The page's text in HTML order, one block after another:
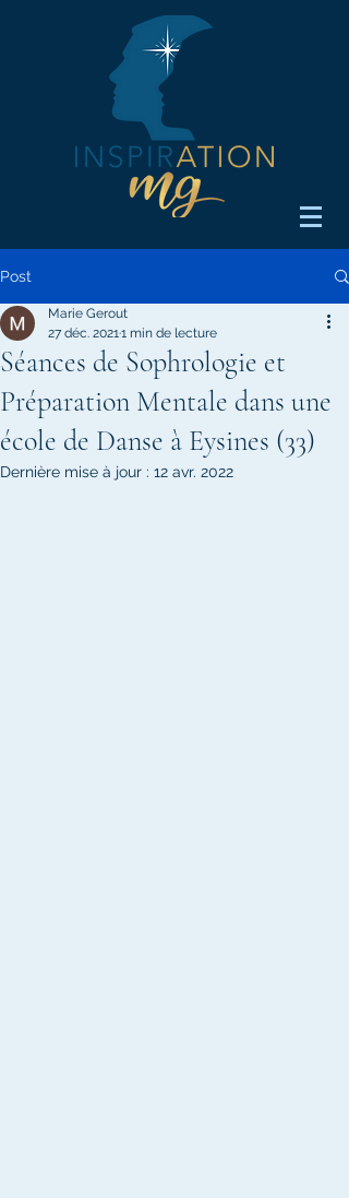
Post
Séances de Sophrologie et
Préparation Mentale dans une
école de Danse à Eysines (33)
Marie Gerout
27 déc. 20211 min de lecture
Dernière mise à jour : 12 avr. 2022